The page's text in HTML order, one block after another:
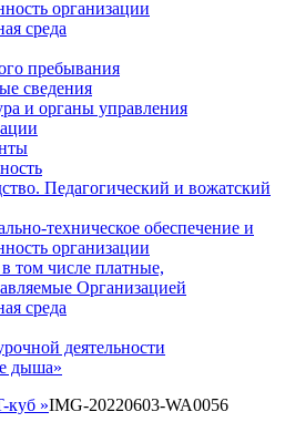
организации
среда
пребывания
сведения
и органы управления
Педагогический и вожатский
техническое обеспечение и
организации
том числе платные,
Организацией
среда
деятельности
дыша»
куб »IMG-20220603-WA0056